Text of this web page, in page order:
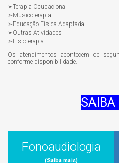
➣Terapia Ocupacional
➣Musicoterapia
➣Educação Física Adaptada
➣Outras Atividades
➣Fisioterapia
Os atendimentos acontecem de
conforme disponibilidade.
Fonoaudiologia
(Saiba mais)